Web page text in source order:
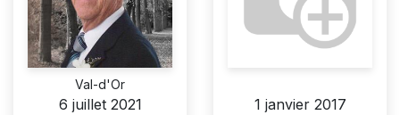
Val-d'Or
6 juillet 2021 1 janvier 2017